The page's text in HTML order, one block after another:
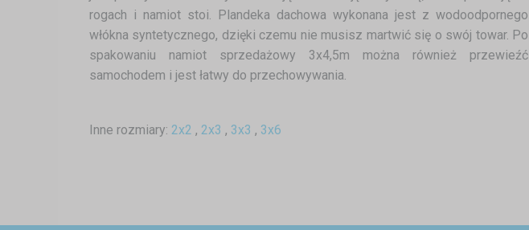
rogach i namiot stoi. Plandeka dachowa wykonana jest z wodoodpornego
włókna syntetycznego, dzięki czemu nie musisz martwić się o swój towar. Po
spakowaniu namiot sprzedażowy 3x4,5m można również przewieźć
samochodem i jest łatwy do przechowywania.
Inne rozmiary: 2x2 , 2x3 , 3x3 , 3x6